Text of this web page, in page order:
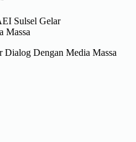
Dialog Dengan Media Massa